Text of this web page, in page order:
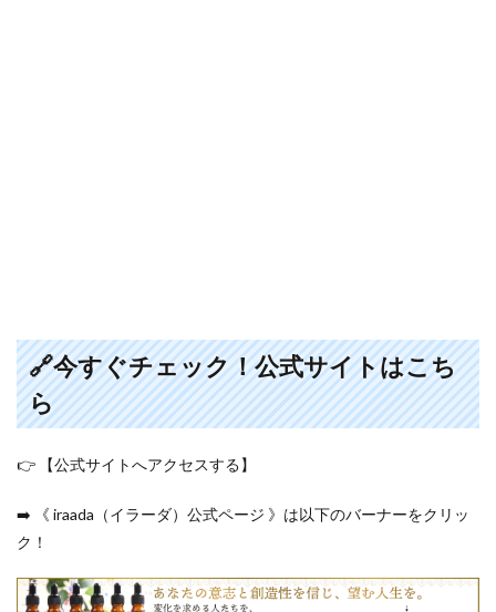
🔗今すぐチェック！公式サイトはこち
ら
👉 【公式サイトへアクセスする】
➡️ 《 iraada（イラーダ）公式ページ 》は以下のバーナーをクリッ
ク！